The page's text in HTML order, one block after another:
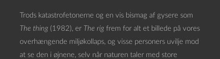
Trods katastrofetonerne og en vis bismag af gysere som
The thing (1982), er The rig frem for alt et billede på vores
overhængende miljøkollaps, og visse personers uvilje mod
at se den i øjnene, selv når naturen taler med store